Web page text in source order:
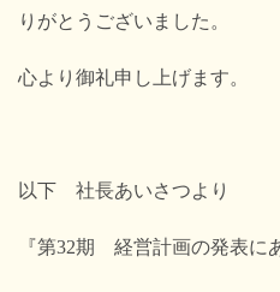
りがとうございました。
心より御礼申し上げます。
以下 社長あいさつより
『第32期 経営計画の発表に